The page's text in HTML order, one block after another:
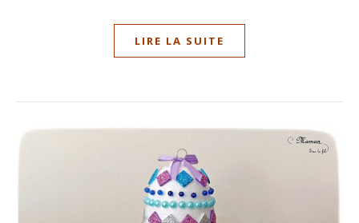
LIRE LA SUITE